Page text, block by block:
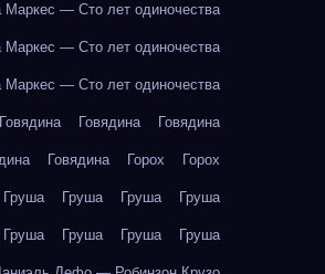
Маркес — Сто лет одиночества
Маркес — Сто лет одиночества
Маркес — Сто лет одиночества
Говядина Говядина Говядина
Говядина Горох Горох
Груша Груша Груша Груша
Груша Груша Груша Груша